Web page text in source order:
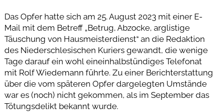
Das Opfer hatte sich am 25. August 2023 mit einer E-
Mail mit dem Betreff „Betrug, Abzocke, arglistige
Täuschung von Hausmeisterdienst“ an die Redaktion
des Niederschlesischen Kuriers gewandt, die wenige
Tage darauf ein wohl eineinhalbstündiges Telefonat
mit Rolf Wiedemann führte. Zu einer Berichterstattung
über die vom späteren Opfer dargelegten Umstände
war es (noch) nicht gekommen, als im September das
Tötungsdelikt bekannt wurde.